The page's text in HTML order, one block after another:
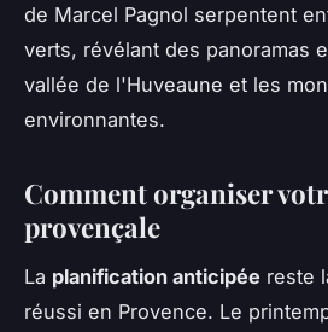
de Marcel Pagnol serpentent
verts, révélant des panoramas
vallée de l'Huveaune et les
environnantes.
Comment organiser
provençale
La planification anticipée reste
réussi en Provence. Le